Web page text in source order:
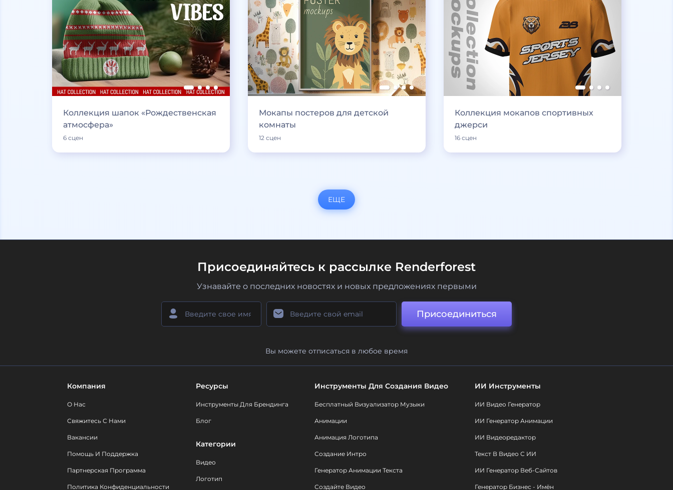
Коллекция шапок «Рождественская
атмосфера»
6 сцен
Мокапы постеров для детской
комнаты
12 сцен
Коллекция мокапов спортивных
джерси
16 сцен
ЕЩЕ
Присоединяйтесь к рассылке Renderforest
Узнавайте о последних новостях и новых предложениях первыми
Присоединиться
Вы можете отписаться в любое время
Компания
О Нас
Свяжитесь С Нами
Вакансии
Помощь И Поддержка
Партнерская Программа
Политика Конфиденциальности
Ресурсы
Инструменты Для Брендинга
Блог
Категории
Видео
Логотип
Инструменты Для Создания Видео
Бесплатный Визуализатор Музыки
Анимации
Анимация Логотипа
Создание Интро
Генератор Анимации Текста
Создайте Видео
ИИ Инструменты
ИИ Видео Генератор
ИИ Генератор Анимации
ИИ Видеоредактор
Текст В Видео С ИИ
ИИ Генератор Веб-Сайтов
Генератор Бизнес - Имён